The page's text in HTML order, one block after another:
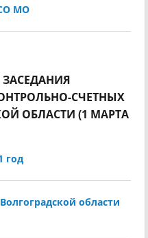
МО
СЧЕТНЫХ
ОБЛАСТИ (1 МАРТА
год
области